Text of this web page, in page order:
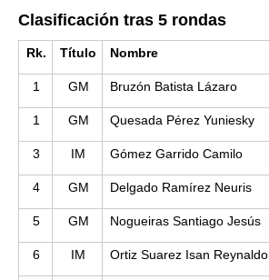
Clasificación tras 5 rondas
Rk. Título Nombre
1 GM Bruzón Batista Lázaro
1 GM Quesada Pérez Yuniesky
3 IM Gómez Garrido Camilo
4 GM Delgado Ramírez Neuris
5 GM Nogueiras Santiago Jesús
6 IM Ortiz Suarez Isan Reynaldo